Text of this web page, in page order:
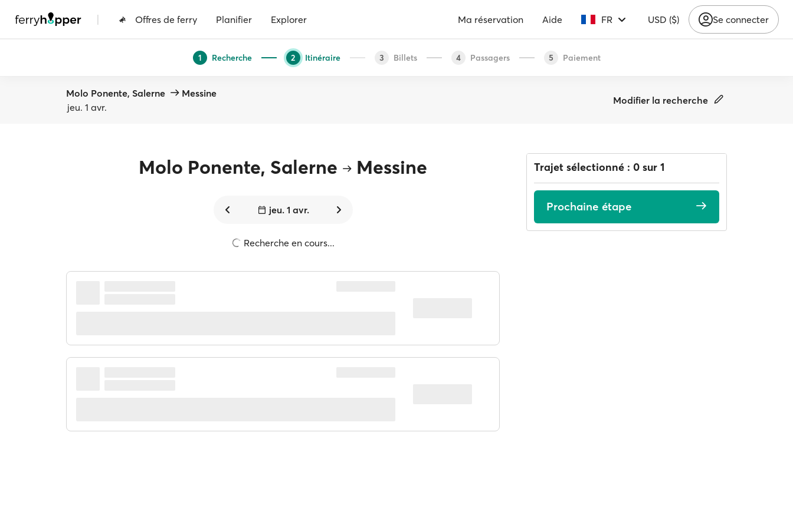
| Offres de ferry Planifier Explorer Ma réservation Aide FR USD ($) Se connecter
1 Recherche 2 Itinéraire 3 Billets 4 Passagers 5 Paiement
Molo Ponente, Salerne
Messine
jeu. 1 avr.
Modifier la recherche
Molo Ponente, Salerne Messine
jeu. 1 avr.
Recherche en cours...
Trajet sélectionné : 0 sur 1
Prochaine étape